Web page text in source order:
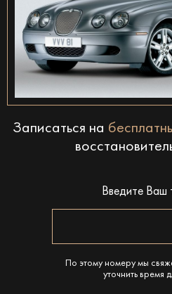
Записаться на
Введите Ваш
По этому номеру мы
уточнить время